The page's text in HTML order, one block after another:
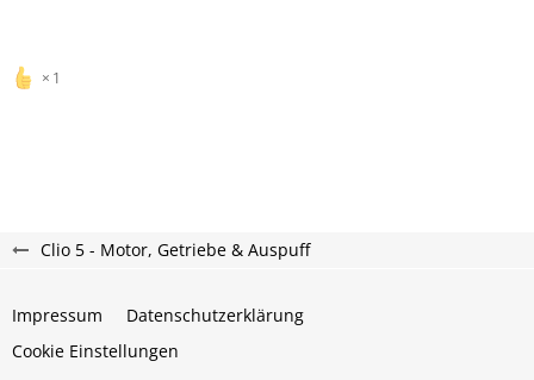
1
Clio 5 - Motor, Getriebe & Auspuff
Impressum
Datenschutzerklärung
Cookie Einstellungen